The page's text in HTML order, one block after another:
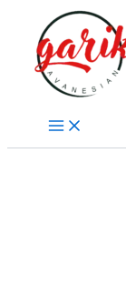
Přeskočit
obsah